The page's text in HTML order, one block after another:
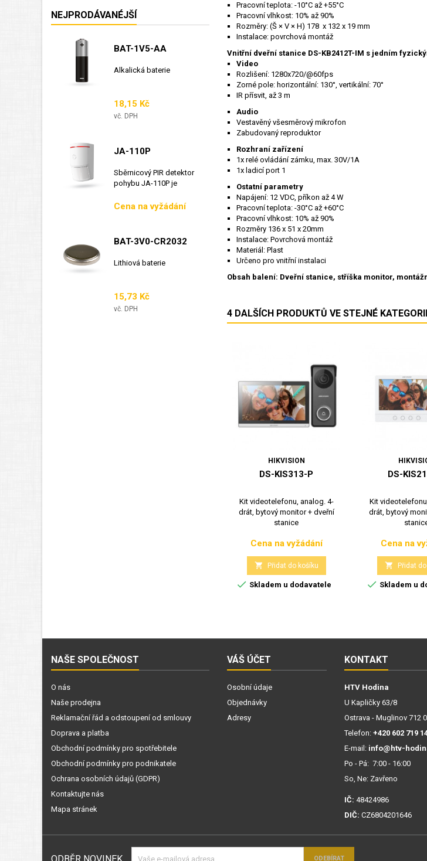
NEJPRODÁVANÉJŠÍ
BAT-1V5-AA
Alkalická baterie
Cena
18,15 Kč
vč. DPH
JA-110P
Sběrnicový PIR detektor
pohybu JA-110P je
Cena
Cena na vyžádání
BAT-3V0-CR2032
Lithiová baterie
Cena
15,73 Kč
vč. DPH
Pracovní teplota: -10°C až +55°C
Pracovní vlhkost: 10% až 90%
Rozměry: (Š × V × H) 178 x 132 x 19 mm
Instalace: povrchová montáž
Vnitřní dveřní stanice DS-KB2412T-IM s jedním
Video
Rozlišení: 1280x720/@60fps
Zorné pole: horizontální: 130°, vertikální: 70°
IR přísvit, až 3 m
Audio
Vestavěný všesměrový mikrofon
Zabudovaný reproduktor
Rozhraní zařízení
1x relé ovládání zámku, max. 30V/1A
1x ladicí port 1
Ostatní parametry
Napájení: 12 VDC, příkon až 4 W
Pracovní teplota: -30°C až +60°C
Pracovní vlhkost: 10% až 90%
Rozměry 136 x 51 x 20mm
Instalace: Povrchová montáž
Materiál: Plast
Určeno pro vnitřní instalaci
Obsah balení: Dveřní stanice, stříška monitor,
4 DALŠÍCH PRODUKTŮ VE STEJNÉ
HIKVISION
DS-KIS313-P
Kit videotelefonu, analog. 4-
drát, bytový monitor + dveřní
stanice
Cena
Cena na vyžádání
 Přidat do košíku
 Skladem u dodavatele
DS-
Kit
drát, bytový
Cena na
 Přidat
 Skladem u
NAŠE SPOLEČNOST
O nás
Naše prodejna
Reklamační řád a odstoupení od smlouvy
Doprava a platba
Obchodní podmínky pro spotřebitele
Obchodní podmínky pro podnikatele
Ochrana osobních údajů (GDPR)
Kontaktujte nás
Mapa stránek
VÁŠ ÚČET
Osobní údaje
Objednávky
Adresy
KONTAKT
HTV Hodina
U Kapličky 63/8
Ostrava - Muglinov 712
Telefon: +420 602 719
E-mail: info@htv-
Po - Pá: 7:00 - 16:00
So, Ne: Zavřeno
IČ: 48424986
DIČ: CZ6804201646